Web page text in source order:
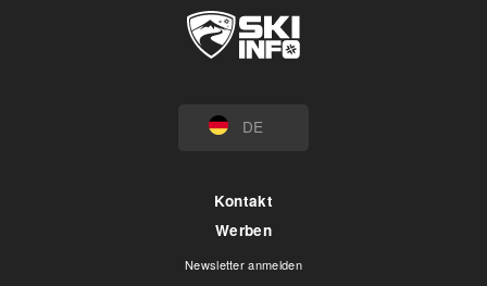
DE
Kontakt
Werben
Newsletter anmelden